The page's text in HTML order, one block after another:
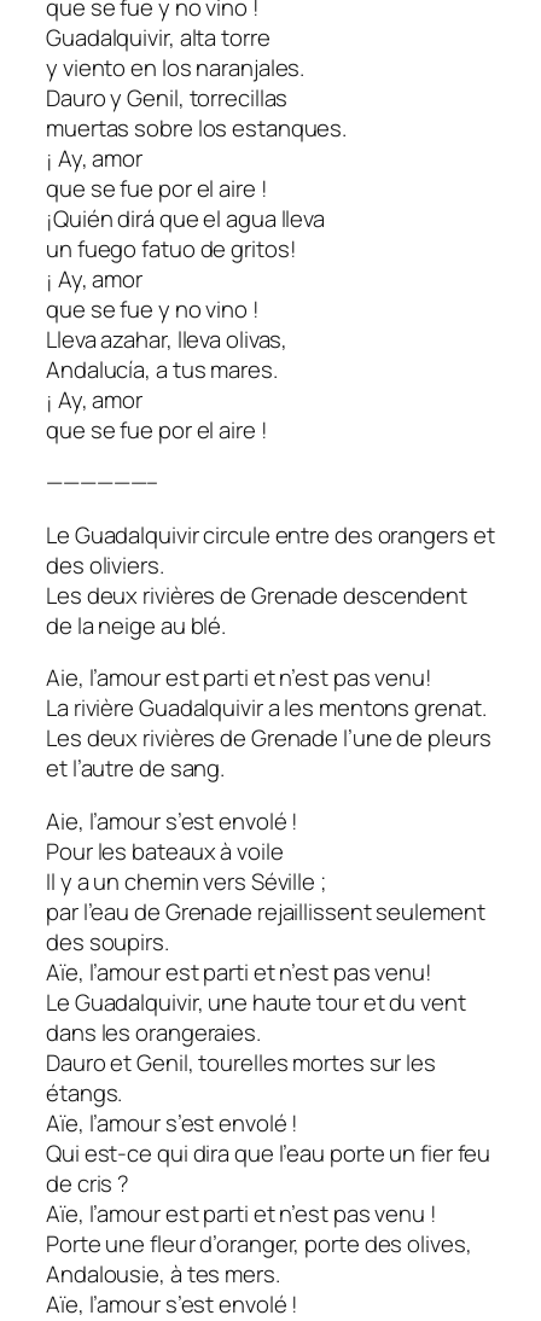
que se fue y no vino !
Guadalquivir, alta torre
y viento en los naranjales.
Dauro y Genil, torrecillas
muertas sobre los estanques.
¡ Ay, amor
que se fue por el aire !
¡Quién dirá que el agua lleva
un fuego fatuo de gritos!
¡ Ay, amor
que se fue y no vino !
Lleva azahar, lleva olivas,
Andalucía, a tus mares.
¡ Ay, amor
que se fue por el aire !
——————–
Le Guadalquivir circule entre des orangers et
des oliviers.
Les deux rivières de Grenade descendent
de la neige au blé.
Aie, l’amour est parti et n’est pas venu!
La rivière Guadalquivir a les mentons grenat.
Les deux rivières de Grenade l’une de pleurs
et l’autre de sang.
Aie, l’amour s’est envolé !
Pour les bateaux à voile
Il y a un chemin vers Séville ;
par l’eau de Grenade rejaillissent seulement
des soupirs.
Aïe, l’amour est parti et n’est pas venu!
Le Guadalquivir, une haute tour et du vent
dans les orangeraies.
Dauro et Genil, tourelles mortes sur les
étangs.
Aïe, l’amour s’est envolé !
Qui est-ce qui dira que l’eau porte un fier feu
de cris ?
Aïe, l’amour est parti et n’est pas venu !
Porte une fleur d’oranger, porte des olives,
Andalousie, à tes mers.
Aïe, l’amour s’est envolé !